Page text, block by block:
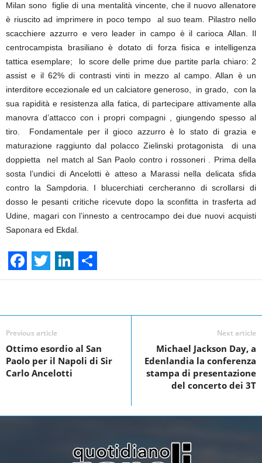
Milan sono figlie di una mentalità vincente, che il nuovo allenatore
è riuscito ad imprimere in poco tempo al suo team. Pilastro nello
scacchiere azzurro e vero leader in campo è il carioca Allan. Il
centrocampista brasiliano è dotato di forza fisica e intelligenza
tattica esemplare; lo score delle prime due partite parla chiaro: 2
assist e il 62% di contrasti vinti in mezzo al campo. Allan è un
interditore eccezionale ed un calciatore generoso, in grado, con la
sua rapidità e resistenza alla fatica, di partecipare attivamente alla
manovra d’attacco con i propri compagni , giungendo spesso al
tiro. Fondamentale per il gioco azzurro è lo stato di grazia e
maturazione raggiunto dal polacco Zielinski protagonista di una
doppietta nel match al San Paolo contro i rossoneri . Prima della
sosta l’undici di Ancelotti è atteso a Marassi nella delicata sfida
contro la Sampdoria. I blucerchiati cercheranno di scrollarsi di
dosso le pesanti critiche ricevute dopo la sconfitta in trasferta ad
Udine, magari con l’innesto a centrocampo dei due nuovi acquisti
Saponara ed Ekdal.
F
c
e
b
o
k
T
i
t
t
e
L
n
k
e
d
n
S
a
e
Previous article
Ottimo esordio al San
Paolo per il Napoli di Sir
Carlo Ancelotti
Next article
Michael Jackson Day, a
Edenlandia la conferenza
stampa di presentazione
del concerto dei 3T